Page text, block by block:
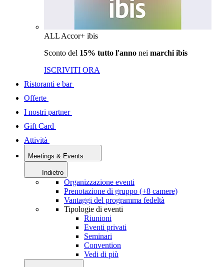
ALL Accor+ ibis
Sconto del 15% tutto l'anno nei marchi ibis
ISCRIVITI ORA
Ristoranti e bar
Offerte
I nostri partner
Gift Card
Attività
Meetings & Events
Indietro
Organizzazione eventi
Prenotazione di gruppo (+8 camere)
Vantaggi del programma fedeltà
Tipologie di eventi
Riunioni
Eventi privati
Seminari
Convention
Vedi di più